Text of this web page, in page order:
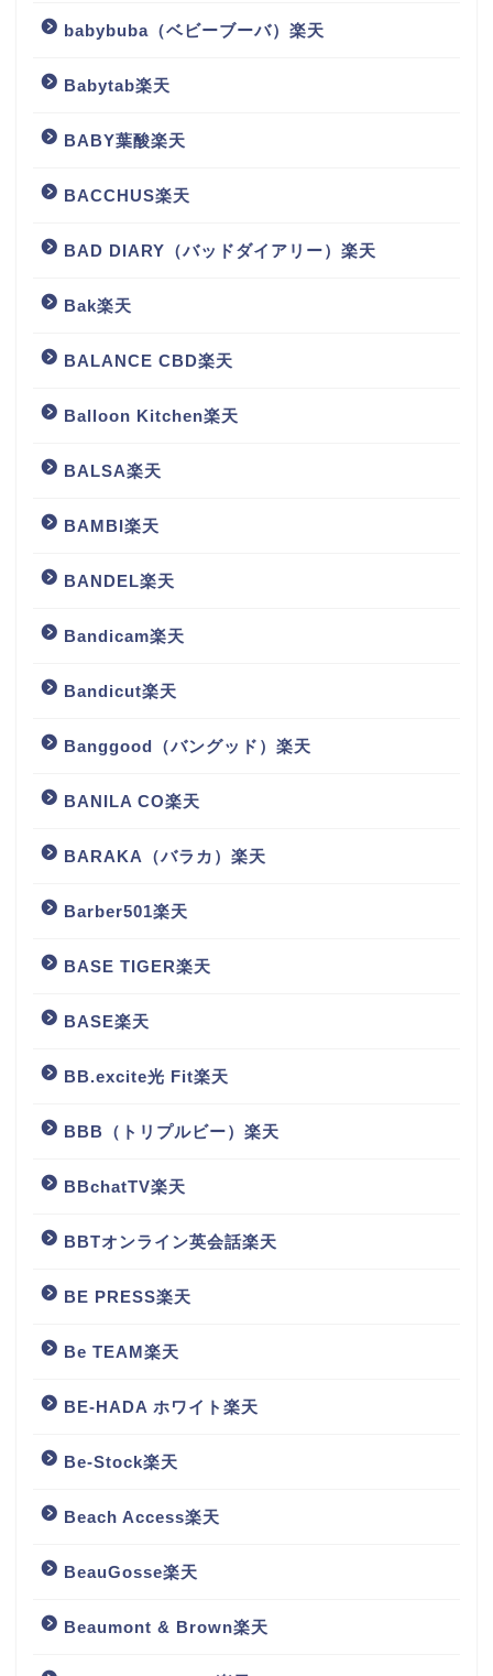
babybuba（ベビーブーバ）楽天
Babytab楽天
BABY葉酸楽天
BACCHUS楽天
BAD DIARY（バッドダイアリー）楽天
Bak楽天
BALANCE CBD楽天
Balloon Kitchen楽天
BALSA楽天
BAMBI楽天
BANDEL楽天
Bandicam楽天
Bandicut楽天
Banggood（バングッド）楽天
BANILA CO楽天
BARAKA（バラカ）楽天
Barber501楽天
BASE TIGER楽天
BASE楽天
BB.excite光 Fit楽天
BBB（トリプルビー）楽天
BBchatTV楽天
BBTオンライン英会話楽天
BE PRESS楽天
Be TEAM楽天
BE-HADA ホワイト楽天
Be-Stock楽天
Beach Access楽天
BeauGosse楽天
Beaumont & Brown楽天